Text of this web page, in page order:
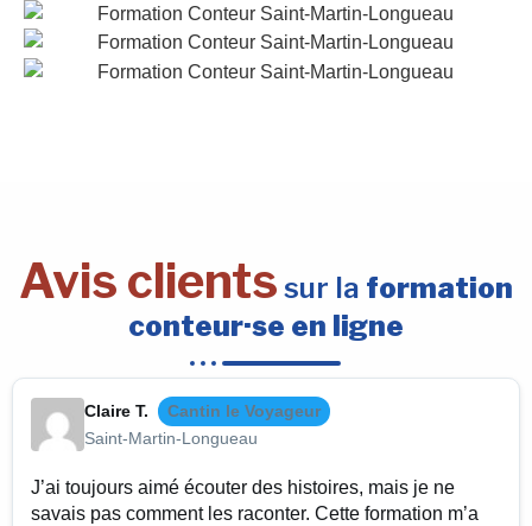
Avis clients sur la formation
conteur·se en ligne
Claire T.
Cantin le Voyageur
Saint-Martin-Longueau
J’ai toujours aimé écouter des histoires, mais je ne
savais pas comment les raconter. Cette formation m’a